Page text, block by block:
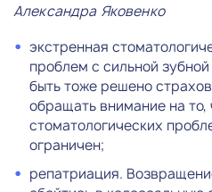
Александра Яковенко
экстренная
проблем с сильной
быть тоже решено
обращать внимание на то,
стоматологических
ограничен;
репатриация.